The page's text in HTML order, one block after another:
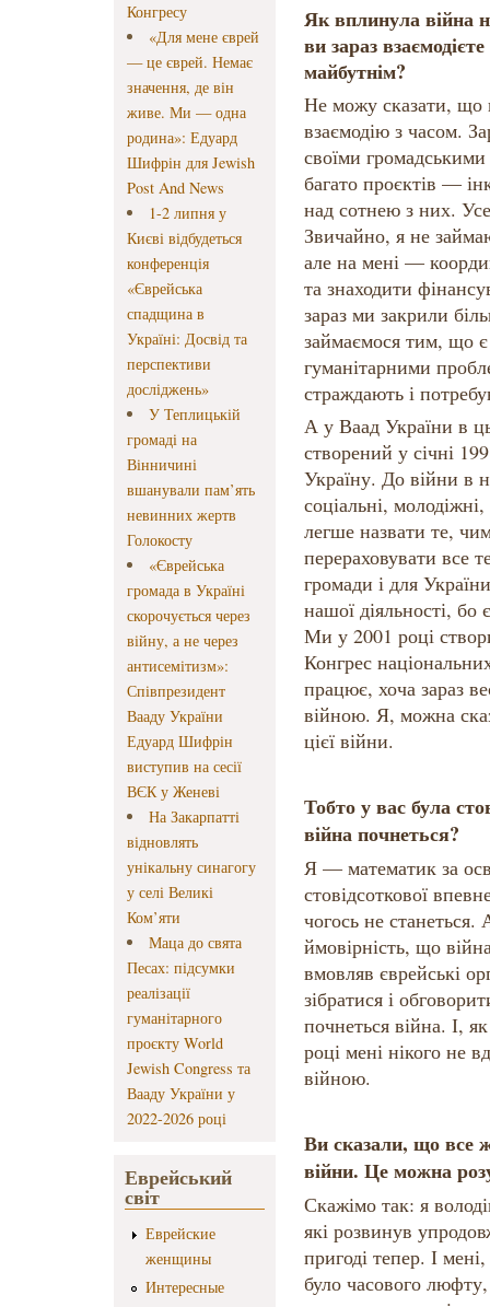
Конгресу
«Для мене єврей
— це єврей. Немає
значення, де він
живе. Ми — одна
родина»: Едуард
Шифрін для Jewish
Post And News
1-2 липня у
Києві відбудеться
конференція
«Єврейська
спадщина в
Україні: Досвід та
перспективи
досліджень»
У Теплицькій
громаді на
Вінничині
вшанували пам’ять
невинних жертв
Голокосту
«Єврейська
громада в Україні
скорочується через
війну, а не через
антисемітизм»:
Співпрезидент
Вааду України
Едуард Шифрін
виступив на сесії
ВЄК у Женеві
На Закарпатті
відновлять
унікальну синагогу
у селі Великі
Ком’яти
Маца до свята
Песах: підсумки
реалізації
гуманітарного
проєкту World
Jewish Congress та
Вааду України у
2022-2026 році
Еврейський
світ
Еврейские
женщины
Интересные
Як вплинула війна
ви зараз
майбутнім?
Не можу сказати, що
взаємодію з часом.
своїми
багато проєктів —
над сотнею з них.
Звичайно, я не
але на мені —
та знаходити
зараз ми закрили
займаємося тим, що
гуманітарними
страждають і
А у Ваад України в
створений у січні
Україну. До війни в
соціальні,
легше назвати те,
перераховувати все
громади і для
нашої діяльності,
Ми у 2001 році
Конгрес
працює, хоча зараз
війною. Я, можна
цієї війни.
Тобто у вас була
війна почнеться?
Я — математик за
стовідсоткової
чогось не станеться.
ймовірність, що
вмовляв єврейські
зібратися і
почнеться війна. І,
році мені нікого не
війною.
Ви сказали, що все
війни. Це можна
Скажімо так: я
які розвинув
пригоді тепер. І
було часового